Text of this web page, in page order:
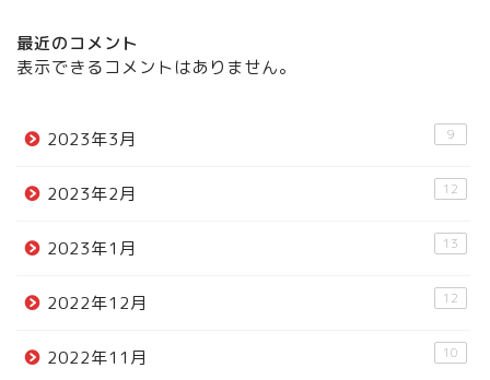
最近のコメント
表示できるコメントはありません。
2023年3月 9
2023年2月 12
2023年1月 13
2022年12月 12
2022年11月 10